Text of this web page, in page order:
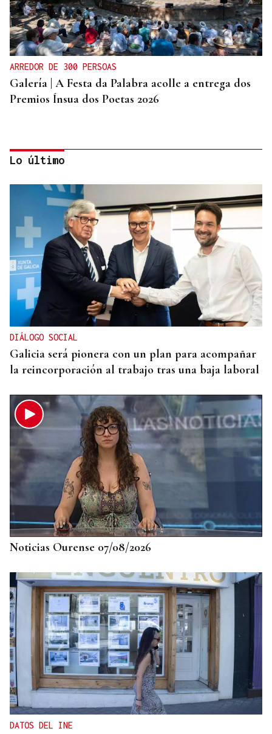
ARREDOR DE 300 PERSOAS
Galería | A Festa da Palabra acolle a entrega dos
Premios Ínsua dos Poetas 2026
CRIMEN EN A GRANXA
La jueza insta al CHUO a notificarle el alta de la
presunta matricida de O Carballiño
Lo último
DIÁLOGO SOCIAL
Galicia será pionera con un plan para acompañar
la reincorporación al trabajo tras una baja laboral
Noticias Ourense 07/08/2026
DATOS DEL INE